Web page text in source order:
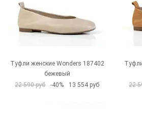
Туфли женские Wonders 187402
бежевый
22 590 руб
-40% 13 554 руб
22